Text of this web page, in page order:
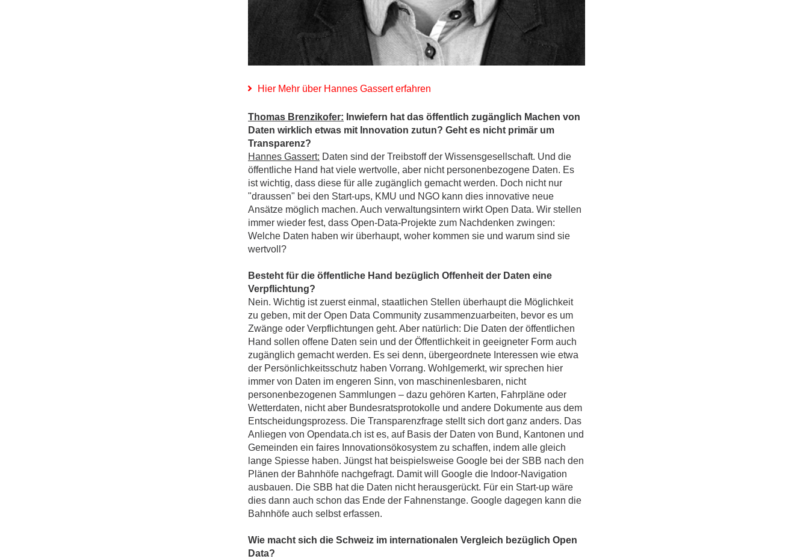
Hier Mehr über Hannes Gassert erfahren
Thomas Brenzikofer: Inwiefern hat das öffentlich zugänglich Machen von
Daten wirklich etwas mit Innovation zutun? Geht es nicht primär um
Transparenz?
Hannes Gassert: Daten sind der Treibstoff der Wissensgesellschaft. Und die
öffentliche Hand hat viele wertvolle, aber nicht personenbezogene Daten. Es
ist wichtig, dass diese für alle zugänglich gemacht werden. Doch nicht nur
"draussen" bei den Start-ups, KMU und NGO kann dies innovative neue
Ansätze möglich machen. Auch verwaltungsintern wirkt Open Data. Wir stellen
immer wieder fest, dass Open-Data-Projekte zum Nachdenken zwingen:
Welche Daten haben wir überhaupt, woher kommen sie und warum sind sie
wertvoll?
Besteht für die öffentliche Hand bezüglich Offenheit der Daten eine
Verpflichtung?
Nein. Wichtig ist zuerst einmal, staatlichen Stellen überhaupt die Möglichkeit
zu geben, mit der Open Data Community zusammenzuarbeiten, bevor es um
Zwänge oder Verpflichtungen geht. Aber natürlich: Die Daten der öffentlichen
Hand sollen offene Daten sein und der Öffentlichkeit in geeigneter Form auch
zugänglich gemacht werden. Es sei denn, übergeordnete Interessen wie etwa
der Persönlichkeitsschutz haben Vorrang. Wohlgemerkt, wir sprechen hier
immer von Daten im engeren Sinn, von maschinenlesbaren, nicht
personenbezogenen Sammlungen – dazu gehören Karten, Fahrpläne oder
Wetterdaten, nicht aber Bundesratsprotokolle und andere Dokumente aus dem
Entscheidungsprozess. Die Transparenzfrage stellt sich dort ganz anders. Das
Anliegen von Opendata.ch ist es, auf Basis der Daten von Bund, Kantonen und
Gemeinden ein faires Innovationsökosystem zu schaffen, indem alle gleich
lange Spiesse haben. Jüngst hat beispielsweise Google bei der SBB nach den
Plänen der Bahnhöfe nachgefragt. Damit will Google die Indoor-Navigation
ausbauen. Die SBB hat die Daten nicht herausgerückt. Für ein Start-up wäre
dies dann auch schon das Ende der Fahnenstange. Google dagegen kann die
Bahnhöfe auch selbst erfassen.
Wie macht sich die Schweiz im internationalen Vergleich bezüglich Open
Data?